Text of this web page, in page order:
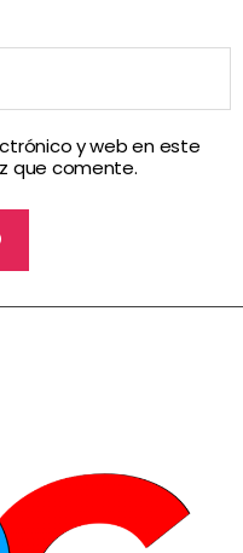
y web en este
que comente.